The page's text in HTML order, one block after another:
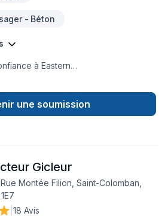
- Béton
à Eastern
spécialiste de Arbres et haies,
Crépis, Cuisine, Démolition,
Excavation intérieur, Fissures,
à concrétiser vos projets les plus
la transparence, l'écoute et
relations de confiance avec nos
projet aujourd'hui et voyons
une soumission
Gicleur
Montée Filion, Saint-Colomban,
18 Avis